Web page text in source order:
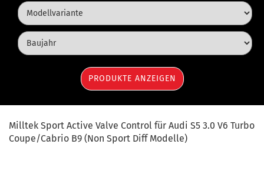
Milltek Sport Active Valve Control für Audi S5 3.0 V6 Turbo
Coupe/Cabrio B9 (Non Sport Diff Modelle)